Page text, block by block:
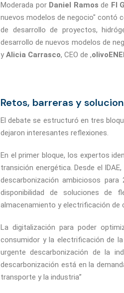
Moderada por Daniel Ramos de FI
nuevos modelos de negocio" contó
de desarrollo de proyectos,
desarrollo de nuevos modelos de
y Alicia Carrasco, CEO de ,
Retos, barreras y
El debate se estructuró en tres
dejaron interesantes reflexiones.
En el primer bloque, los expertos
transición energética. Desde el
descarbonización ambiciosos
disponibilidad de soluciones de
almacenamiento y electrificación de
La digitalización para poder
consumidor y la electrificación de
urgente descarbonización de la
descarbonización está en la
transporte y la industria”